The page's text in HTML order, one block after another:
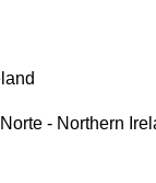
- Northern